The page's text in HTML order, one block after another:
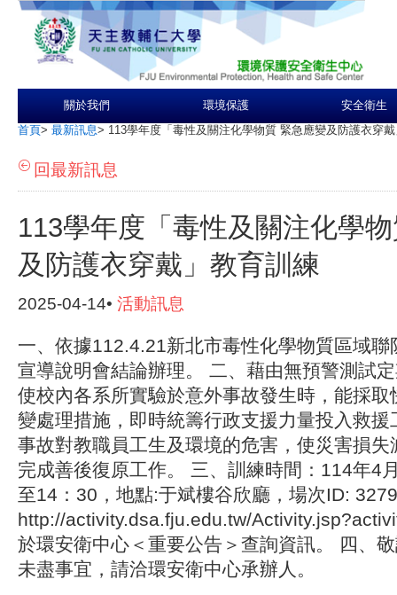
關於我們 環境保護 安全衛生
首頁> 最新訊息> 113學年度「毒性及關注化學物質 緊急應變及防護衣穿
回最新訊息
113學年度「毒性及關注化學
及防護衣穿戴」教育訓練
2025-04-14• 活動訊息
一、依據112.4.21新北市毒性化學物質區域聯
宣導說明會結論辦理。 二、藉由無預警測試
使校內各系所實驗於意外事故發生時，能採取
變處理措施，即時統籌行政支援力量投入救援
事故對教職員工生及環境的危害，使災害損失
完成善後復原工作。 三、訓練時間：114年4
至14：30，地點:于斌樓谷欣廳，場次ID:
http://activity.dsa.fju.edu.tw/
於環安衛中心＜重要公告＞查詢資訊。 四、
未盡事宜，請洽環安衛中心承辦人。